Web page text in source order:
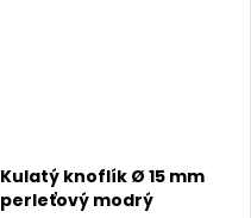
Kulatý knoflík Ø 15 mm
perleťový modrý